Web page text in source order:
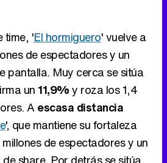
time, 'El hormiguero' vuelve a
de espectadores y un
pantalla. Muy cerca se sitúa
un 11,9%y roza los 1,4
Aescasa distancia
', que mantiene su fortaleza
de espectadores y un